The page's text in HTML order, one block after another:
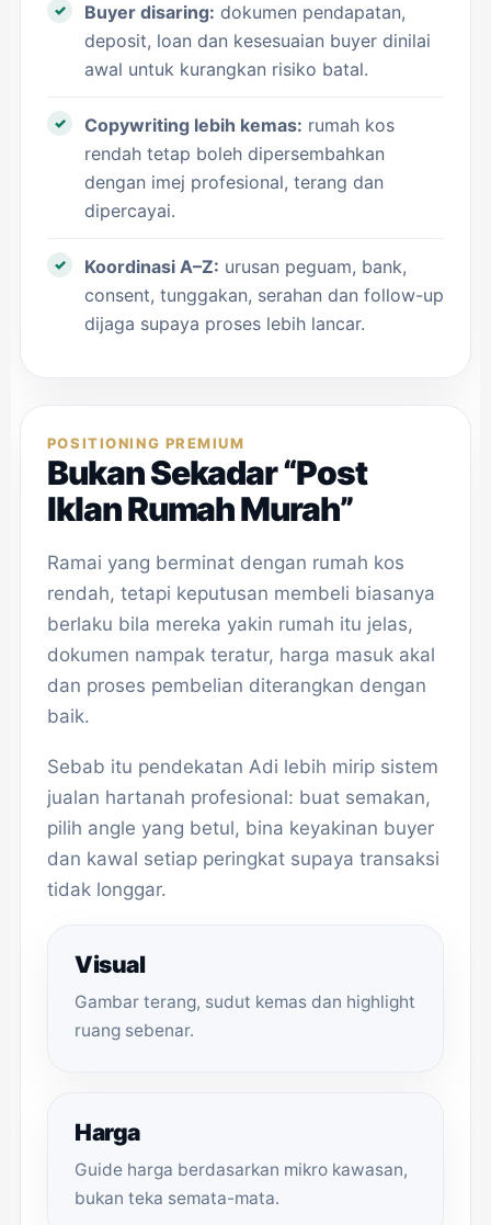
Buyer disaring: dokumen pendapatan,
deposit, loan dan kesesuaian buyer dinilai
awal untuk kurangkan risiko batal.
Copywriting lebih kemas: rumah kos
rendah tetap boleh dipersembahkan
dengan imej profesional, terang dan
dipercayai.
Koordinasi A–Z: urusan peguam, bank,
consent, tunggakan, serahan dan follow-up
dijaga supaya proses lebih lancar.
POSITIONING PREMIUM
Bukan Sekadar “Post
Iklan Rumah Murah”
Ramai yang berminat dengan rumah kos
rendah, tetapi keputusan membeli biasanya
berlaku bila mereka yakin rumah itu jelas,
dokumen nampak teratur, harga masuk akal
dan proses pembelian diterangkan dengan
baik.
Sebab itu pendekatan Adi lebih mirip sistem
jualan hartanah profesional: buat semakan,
pilih angle yang betul, bina keyakinan buyer
dan kawal setiap peringkat supaya transaksi
tidak longgar.
Visual
Gambar terang, sudut kemas dan highlight
ruang sebenar.
Harga
Guide harga berdasarkan mikro kawasan,
bukan teka semata-mata.